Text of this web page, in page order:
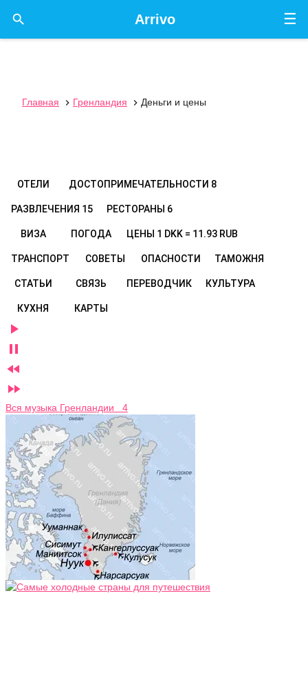
☰
Arrivo

Главная  Гренландия  Деньги и цены
ОТЕЛИ ДОСТОПРИМЕЧАТЕЛЬНОСТИ 8
РАЗВЛЕЧЕНИЯ 15 РЕСТОРАНЫ 6
ВИЗА ПОГОДА ЦЕНЫ 1 DKK = 11.93 RUB
ТРАНСПОРТ СОВЕТЫ ОПАСНОСТИ ТАМОЖНЯ
СТАТЬИ СВЯЗЬ ПЕРЕВОДЧИК КУЛЬТУРА
КУХНЯ КАРТЫ




Вся музыка Гренландии 4